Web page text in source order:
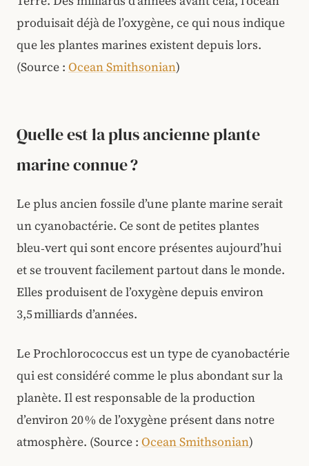
produisait déjà de l’oxygène, ce qui nous indique
que les plantes marines existent depuis lors.
(Source : Ocean Smithsonian)
Quelle est la plus ancienne plante
marine connue ?
Le plus ancien fossile d’une plante marine serait
un cyanobactérie. Ce sont de petites plantes
bleu‑vert qui sont encore présentes aujourd’hui
et se trouvent facilement partout dans le monde.
Elles produisent de l’oxygène depuis environ
3,5 milliards d’années.
Le Prochlorococcus est un type de cyanobactérie
qui est considéré comme le plus abondant sur la
planète. Il est responsable de la production
d’environ 20 % de l’oxygène présent dans notre
atmosphère. (Source : Ocean Smithsonian)